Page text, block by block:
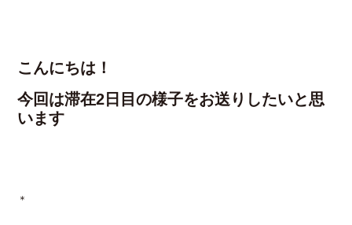
こんにちは！
今回は滞在2日目の様子をお送りしたいと思
います
＊